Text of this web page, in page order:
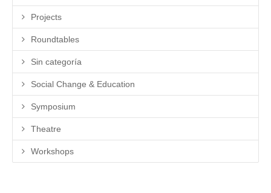
Projects
Roundtables
Sin categoría
Social Change & Education
Symposium
Theatre
Workshops